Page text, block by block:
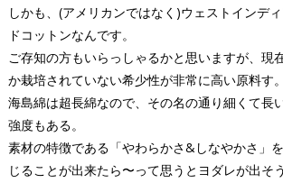
しかも、(アメリカンではなく)ウェストインデ
ドコットンなんです。
ご存知の方もいらっしゃるかと思いますが、現
か栽培されていない希少性が非常に高い原料す。
海島綿は超長綿なので、その名の通り細くて長
強度もある。
素材の特徴である「やわらかさ&しなやかさ」
じることが出来たら〜って思うとヨダレが出そ